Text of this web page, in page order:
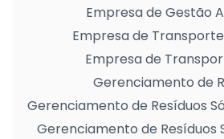
Empresa de Gestão
Empresa de
Empresa de
Gerenciamento de
Gerenciamento de Resíduos
Gerenciamento de Resíduos